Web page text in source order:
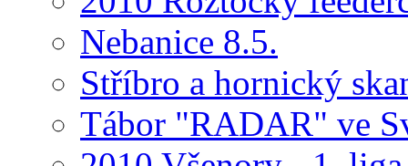
Nebanice 8.5.
Stříbro a hornický
Tábor "RADAR" ve